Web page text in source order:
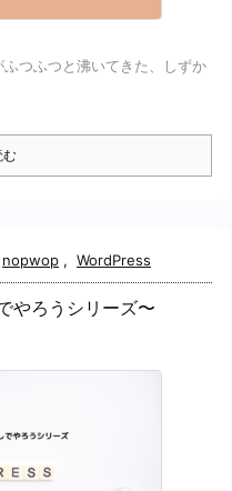
つふつと沸いてきた、しずか
む
nopwop , WordPress
やろうシリーズ〜